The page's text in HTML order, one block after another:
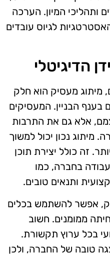
ותהליכי המיון. הערכה
לגיוס עובדים
הדיגיטלי
מיתוג מעסיק הוא חלק
בענף הבניין. המעסיקים
אלא גם את התרבות
מיתוג נכון יכול למשוך
זה כולל יצירת תוכן
בחברה, כמו
ותנאים טובים.
אפשר להשתמש בכלים
ממומנים. חשוב
בכל ערוץ תקשורת.
טובה של החברה, ולכן